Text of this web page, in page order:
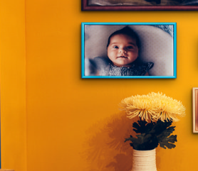
Выберите из списка: